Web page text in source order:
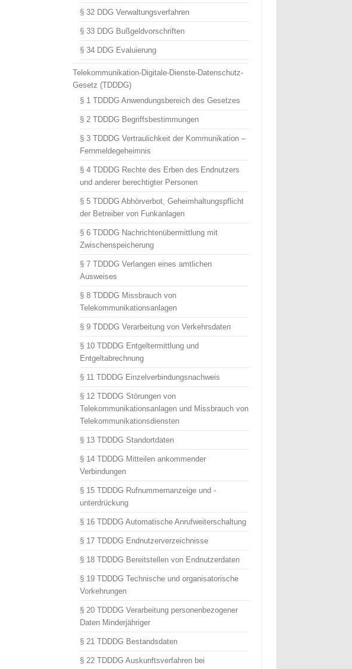
§ 32 DDG Verwaltungsverfahren
§ 33 DDG Bußgeldvorschriften
§ 34 DDG Evaluierung
Telekommunikation-Digitale-Dienste-Datenschutz-
Gesetz (TDDDG)
§ 1 TDDDG Anwendungsbereich des Gesetzes
§ 2 TDDDG Begriffsbestimmungen
§ 3 TDDDG Vertraulichkeit der Kommunikation –
Fernmeldegeheimnis
§ 4 TDDDG Rechte des Erben des Endnutzers
und anderer berechtigter Personen
§ 5 TDDDG Abhörverbot, Geheimhaltungspflicht
der Betreiber von Funkanlagen
§ 6 TDDDG Nachrichtenübermittlung mit
Zwischenspeicherung
§ 7 TDDDG Verlangen eines amtlichen
Ausweises
§ 8 TDDDG Missbrauch von
Telekommunikationsanlagen
§ 9 TDDDG Verarbeitung von Verkehrsdaten
§ 10 TDDDG Entgeltermittlung und
Entgeltabrechnung
§ 11 TDDDG Einzelverbindungsnachweis
§ 12 TDDDG Störungen von
Telekommunikationsanlagen und Missbrauch von
Telekommunikationsdiensten
§ 13 TDDDG Standortdaten
§ 14 TDDDG Mitteilen ankommender
Verbindungen
§ 15 TDDDG Rufnummernanzeige und -
unterdrückung
§ 16 TDDDG Automatische Anrufweiterschaltung
§ 17 TDDDG Endnutzerverzeichnisse
§ 18 TDDDG Bereitstellen von Endnutzerdaten
§ 19 TDDDG Technische und organisatorische
Vorkehrungen
§ 20 TDDDG Verarbeitung personenbezogener
Daten Minderjähriger
§ 21 TDDDG Bestandsdaten
§ 22 TDDDG Auskunftsverfahren bei